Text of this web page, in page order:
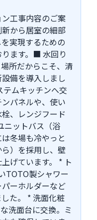
工事内容のご案
から居室の細部
実現するための
ます。■ 水回り
場所だからこそ、清
備を導入しまし
テムキッチンへ交
パネルや、使い
、レンジフード
ニットバス（浴
冬場も冷やっと
）を採用し、壁
げています。 * ト
TOTO製シャワー
ーホルダーなど
た。 * 洗面化粧
洗面台に交換。ミ